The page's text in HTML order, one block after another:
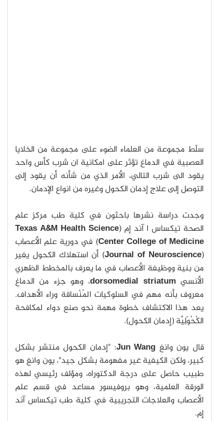
سلّط مجموعة من العلماء الضوء على مجموعة من الخلايا
العصبية في الدماغ تؤثر على امكانية ان شرب كأس واحد
يقود الى شرب التالي، الأمر الذي من شأنه أن يقود إلى
التوصل إلى علاج إدمان الكحول وغيره من انواع الإدمان.
وجدت دراسة نشرها باحثون في كلية طب مركز علم
الصحة تيكساس ا آند إم (Texas A&M Health Science
Center College of Medicine) في دورية علم الأعصاب
(
Journal of Neuroscience) أن استهلاك الكحول يغير
من بنية ووظيفة الأعصاب في ما يعرف بالمخطط الظهري
الأنسي dorsomedial striatum، وهو جزء من الدماغ
معروف بأنه مهم في السلوكيات المُنْساقة وراء الأهداف.
يعد هذا الاكتشاف خطوة مهمة نحو صنع دواء لمكافحة
الكُحُوْلِيَّة (إدمان الكحول).
قال يون وانغ Jun Wang: "إدمان الكحول منتشر بشكل
كبير، ولكن الكيفية غير مفهومة بشكل جيد"، يون وانغ هو
طبيب حاصل على درجة الدكتوراه، ومؤلف رئيسي لهذه
الورقة العلمية، وهو بروفيسور مساعد في قسم علم
الأعصاب والعلاجات التجريبية في كلية طب تيكساس آند
إم.